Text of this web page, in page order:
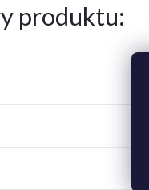
produktu: